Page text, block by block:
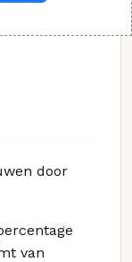
door
van